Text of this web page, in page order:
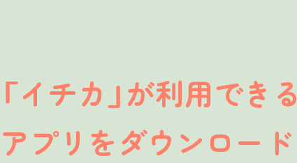
「イチカ」が利用できる
アプリをダウンロード